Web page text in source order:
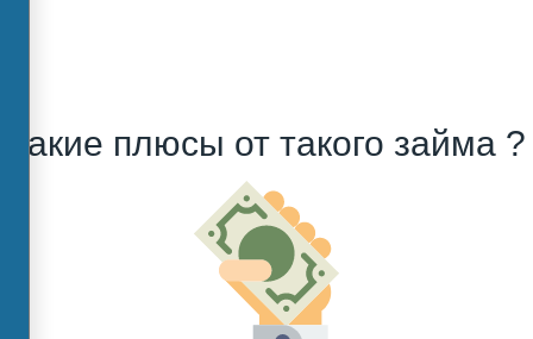
Какие плюсы от такого займа ?